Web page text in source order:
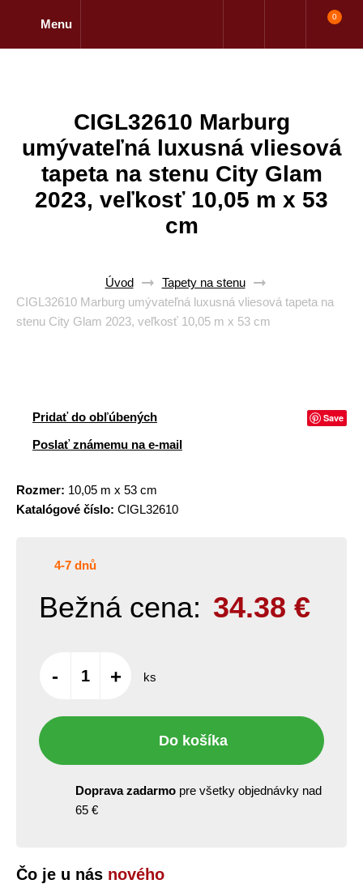
Menu
0
CIGL32610 Marburg
umývateľná luxusná vliesová
tapeta na stenu City Glam
2023, veľkosť 10,05 m x 53
cm
Úvod
Tapety na stenu
CIGL32610 Marburg umývateľná luxusná vliesová tapeta na
stenu City Glam 2023, veľkosť 10,05 m x 53 cm
Pridať do obľúbených Save
Poslať známemu na e-mail
Rozmer: 10,05 m x 53 cm
Katalógové číslo: CIGL32610
4-7 dnů
Bežná cena: 34.38 €
- + ks
Do košíka
Doprava zadarmo pre všetky objednávky nad
65 €
Čo je u nás nového